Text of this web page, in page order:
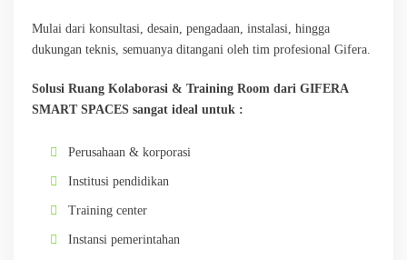
Mulai dari konsultasi, desain, pengadaan, instalasi, hingga
dukungan teknis, semuanya ditangani oleh tim profesional Gifera.
Solusi Ruang Kolaborasi & Training Room dari GIFERA
SMART SPACES sangat ideal untuk :
Perusahaan & korporasi
Institusi pendidikan
Training center
Instansi pemerintahan